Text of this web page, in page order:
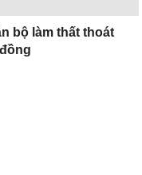
bộ làm thất thoát